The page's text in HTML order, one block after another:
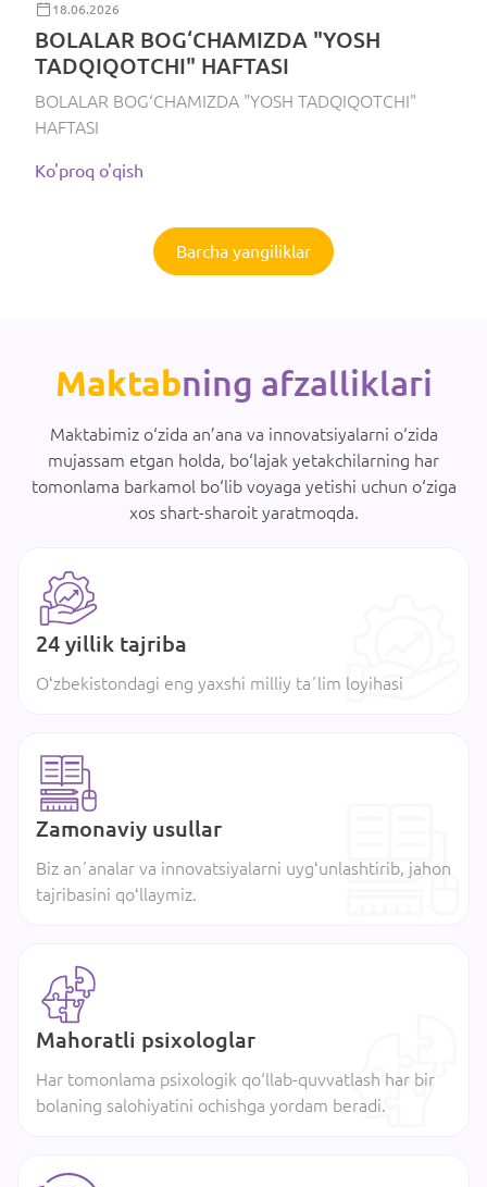
18.06.2026
BOLALAR BOG‘CHAMIZDA "YOSH
TADQIQOTCHI" HAFTASI
BOLALAR BOG‘CHAMIZDA "YOSH TADQIQOTCHI"
HAFTASI
Ko'proq o'qish
Barcha yangiliklar
Maktabning afzalliklari
Maktabimiz o‘zida an’ana va innovatsiyalarni o‘zida
mujassam etgan holda, bo‘lajak yetakchilarning har
tomonlama barkamol bo‘lib voyaga yetishi uchun o‘ziga
xos shart-sharoit yaratmoqda.
24 yillik tajriba
Oʻzbekistondagi eng yaxshi milliy taʼlim loyihasi
Zamonaviy usullar
Biz anʼanalar va innovatsiyalarni uygʻunlashtirib, jahon
tajribasini qoʻllaymiz.
Mahoratli psixologlar
Har tomonlama psixologik qo‘llab-quvvatlash har bir
bolaning salohiyatini ochishga yordam beradi.